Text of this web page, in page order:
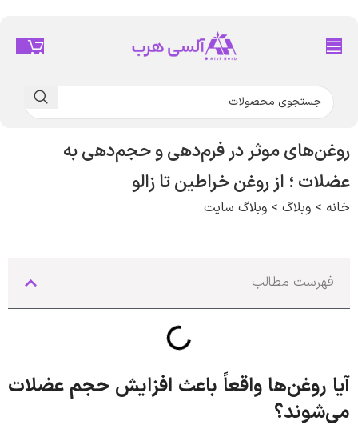
روغن‌های موثر در فرم‌دهی و حجم‌دهی به
عضلات ؛ از روغن خراطین تا زالو
خانه > وبلاگ > وبلاگ سایت
فهرست مطالب
آیا روغن‌ها واقعاً باعث افزایش حجم عضلات
می‌شوند؟